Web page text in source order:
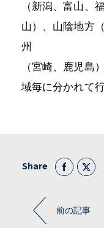
（新潟、富山、
山）、山陰地方
州
（宮崎、鹿児島
域毎に分かれて
Share
前の記事